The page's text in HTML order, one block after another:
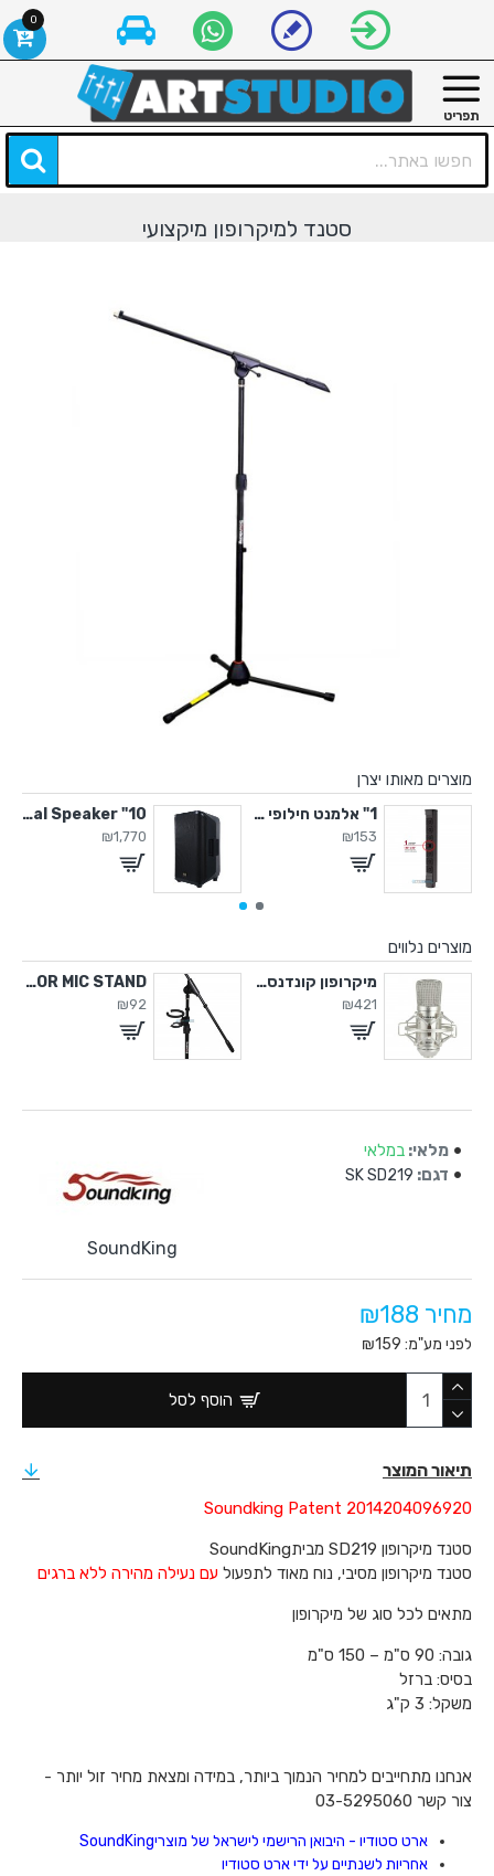
סטנד למיקרופון מיקצועי
מוצרים מאותו יצרן
1" אלמנט חילופי לקולונה Artos
₪153
10" Active Coaxial Speaker
₪1,770
מוצרים נלווים
מיקרופון קונדנסר אולפני
₪421
CUP HOLDER FOR MIC STAND
₪92
מלאי: במלאי
דגם: SK SD219
SoundKing
מחיר ₪188
לפני מע"מ: ₪159
הוסף לסל
תיאור המוצר
Soundking Patent 2014204096920
סטנד מיקרופון SD219 מביתSoundKing
סטנד מיקרופון מסיבי, נוח מאוד לתפעול עם נעילה מהירה ללא ברגים
מתאים לכל סוג של מיקרופון
גובה: 90 ס"מ – 150 ס"מ
בסיס: ברזל
משקל: 3 ק"ג
אנחנו מתחייבים למחיר הנמוך ביותר, במידה ומצאת מחיר זול יותר -
צור קשר 03-5295060
ארט סטודיו - היבואן הרישמי לישראל של מוצריSoundKing
אחריות לשנתיים על ידי ארט סטודיו
0